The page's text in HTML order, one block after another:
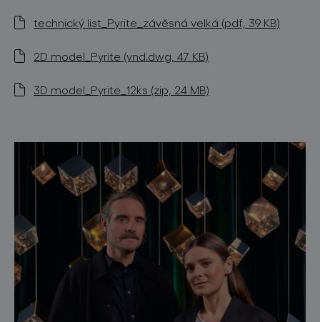
technický list_Pyrite_závěsná velká (pdf, 39 KB)
2D model_Pyrite (vnd.dwg, 47 KB)
3D model_Pyrite_12ks (zip, 24 MB)